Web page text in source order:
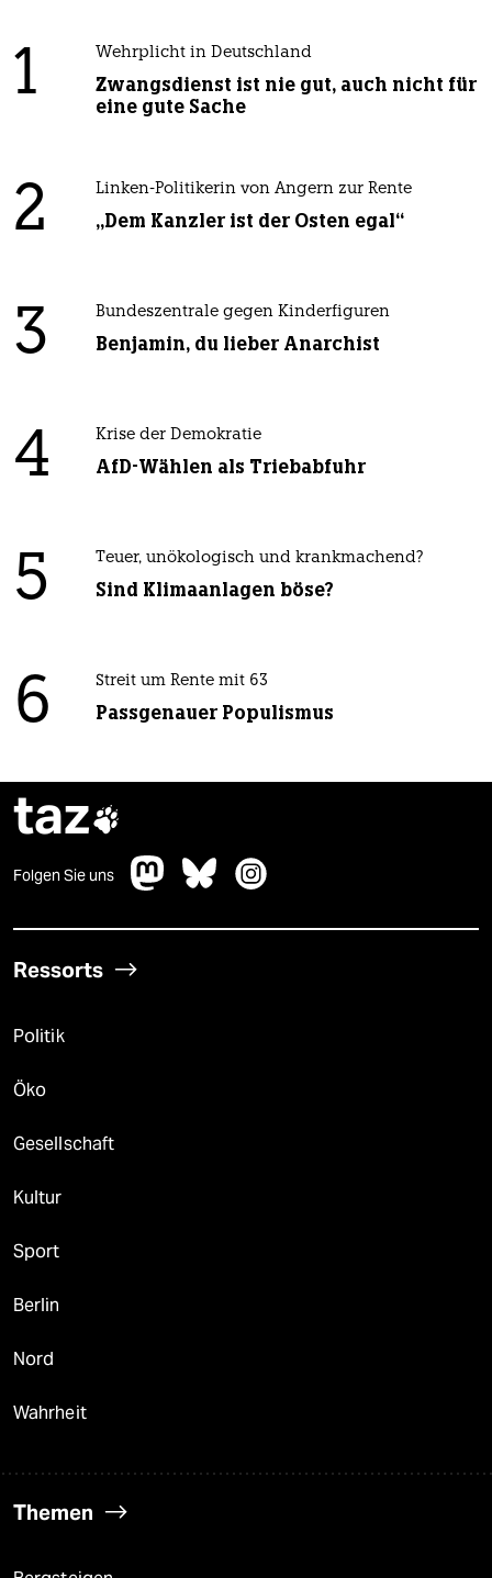
1 Wehrplicht in Deutschland
Zwangsdienst ist nie gut, auch nicht für
eine gute Sache
2 Linken-Politikerin von Angern zur Rente
„Dem Kanzler ist der Osten egal“
3 Bundeszentrale gegen Kinderfiguren
Benjamin, du lieber Anarchist
4 Krise der Demokratie
AfD-Wählen als Triebabfuhr
5 Teuer, unökologisch und krankmachend?
Sind Klimaanlagen böse?
6 Streit um Rente mit 63
Passgenauer Populismus
taz
Folgen Sie uns
Ressorts
Politik
Öko
Gesellschaft
Kultur
Sport
Berlin
Nord
Wahrheit
Themen